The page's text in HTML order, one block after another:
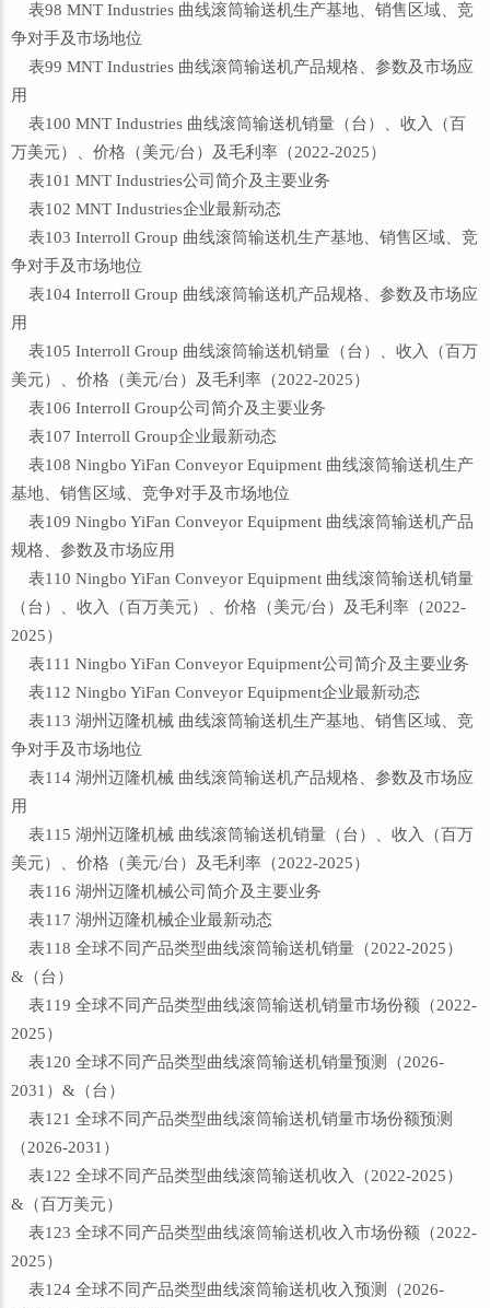
表98 MNT Industries 曲线滚筒输送机生产基地、销售区域、竞
争对手及市场地位
表99 MNT Industries 曲线滚筒输送机产品规格、参数及市场应
用
表100 MNT Industries 曲线滚筒输送机销量（台）、收入（百
万美元）、价格（美元/台）及毛利率（2022-2025）
表101 MNT Industries公司简介及主要业务
表102 MNT Industries企业最新动态
表103 Interroll Group 曲线滚筒输送机生产基地、销售区域、竞
争对手及市场地位
表104 Interroll Group 曲线滚筒输送机产品规格、参数及市场应
用
表105 Interroll Group 曲线滚筒输送机销量（台）、收入（百万
美元）、价格（美元/台）及毛利率（2022-2025）
表106 Interroll Group公司简介及主要业务
表107 Interroll Group企业最新动态
表108 Ningbo YiFan Conveyor Equipment 曲线滚筒输送机生产
基地、销售区域、竞争对手及市场地位
表109 Ningbo YiFan Conveyor Equipment 曲线滚筒输送机产品
规格、参数及市场应用
表110 Ningbo YiFan Conveyor Equipment 曲线滚筒输送机销量
（台）、收入（百万美元）、价格（美元/台）及毛利率（2022-
2025）
表111 Ningbo YiFan Conveyor Equipment公司简介及主要业务
表112 Ningbo YiFan Conveyor Equipment企业最新动态
表113 湖州迈隆机械 曲线滚筒输送机生产基地、销售区域、竞
争对手及市场地位
表114 湖州迈隆机械 曲线滚筒输送机产品规格、参数及市场应
用
表115 湖州迈隆机械 曲线滚筒输送机销量（台）、收入（百万
美元）、价格（美元/台）及毛利率（2022-2025）
表116 湖州迈隆机械公司简介及主要业务
表117 湖州迈隆机械企业最新动态
表118 全球不同产品类型曲线滚筒输送机销量（2022-2025）
&（台）
表119 全球不同产品类型曲线滚筒输送机销量市场份额（2022-
2025）
表120 全球不同产品类型曲线滚筒输送机销量预测（2026-
2031）&（台）
表121 全球不同产品类型曲线滚筒输送机销量市场份额预测
（2026-2031）
表122 全球不同产品类型曲线滚筒输送机收入（2022-2025）
&（百万美元）
表123 全球不同产品类型曲线滚筒输送机收入市场份额（2022-
2025）
表124 全球不同产品类型曲线滚筒输送机收入预测（2026-